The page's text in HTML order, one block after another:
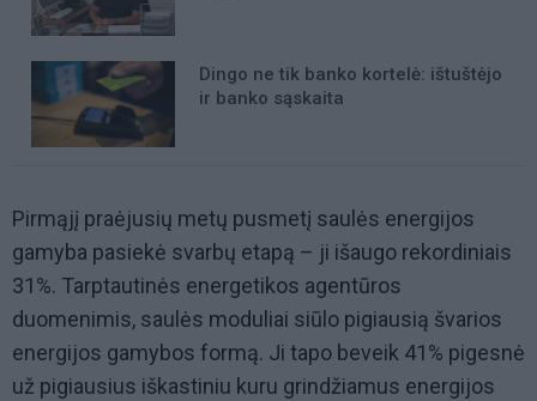
Dingo ne tik banko kortelė: ištuštėjo
ir banko sąskaita
Pirmąjį praėjusių metų pusmetį saulės energijos
gamyba pasiekė svarbų etapą – ji išaugo rekordiniais
31%. Tarptautinės energetikos agentūros
duomenimis, saulės moduliai siūlo pigiausią švarios
energijos gamybos formą. Ji tapo beveik 41% pigesnė
už pigiausius iškastiniu kuru grindžiamus energijos